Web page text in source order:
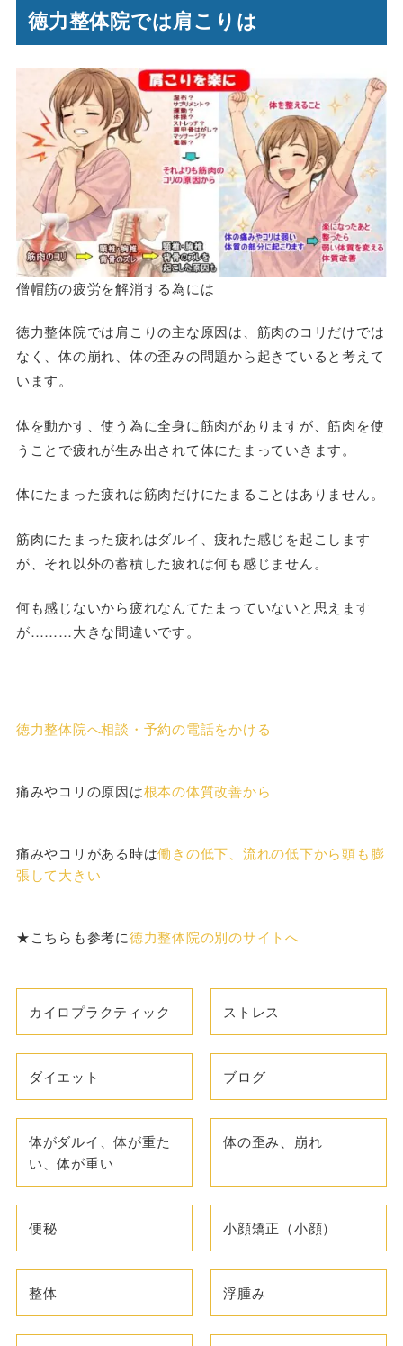
徳力整体院では肩こりは
僧帽筋の疲労を解消する為には
徳力整体院では肩こりの主な原因は、筋肉のコリだけでは
なく、体の崩れ、体の歪みの問題から起きていると考えて
います。
体を動かす、使う為に全身に筋肉がありますが、筋肉を使
うことで疲れが生み出されて体にたまっていきます。
体にたまった疲れは筋肉だけにたまることはありません。
筋肉にたまった疲れはダルイ、疲れた感じを起こします
が、それ以外の蓄積した疲れは何も感じません。
何も感じないから疲れなんてたまっていないと思えます
が………大きな間違いです。
徳力整体院へ相談・予約の電話をかける
痛みやコリの原因は根本の体質改善から
痛みやコリがある時は働きの低下、流れの低下から頭も膨
張して大きい
★こちらも参考に徳力整体院の別のサイトへ
カイロプラクティック ストレス
ダイエット ブログ
体がダルイ、体が重た
い、体が重い
体の歪み、崩れ
便秘 小顔矯正（小顔）
整体 浮腫み